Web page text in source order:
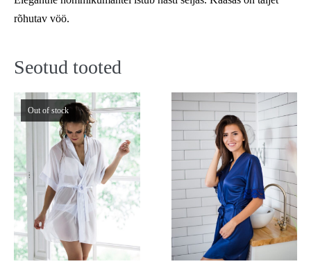
rõhutav vöö.
Seotud tooted
Out of stock